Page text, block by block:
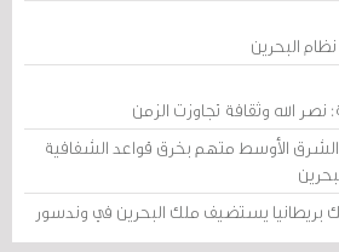
البحرين
الله وثقافة تجاوزت الزمن
الأوسط متهم بخرق قواعد الشفافية
بريطانيا يستضيف ملك البحرين في وندسور